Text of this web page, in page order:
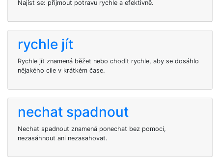
Najíst se: přijmout potravu rychle a efektivně.
rychle jít
Rychle jít znamená běžet nebo chodit rychle, aby se dosáhlo
nějakého cíle v krátkém čase.
nechat spadnout
Nechat spadnout znamená ponechat bez pomoci,
nezasáhnout ani nezasahovat.